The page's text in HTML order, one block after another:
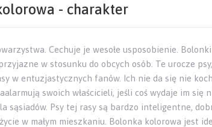
- charakter
Cechuje je wesołe usposobienie.
w stosunku do obcych osób. Te urocze
w entuzjastycznych fanów. Ich nie da się nie
swoich właścicieli, jeśli coś wydaje im się
sąsiadów. Psy tej rasy są bardzo inteligentne,
w małym mieszkaniu. Bolonka kolorowa jest